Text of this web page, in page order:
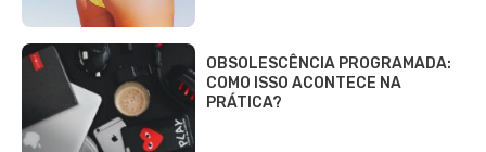
OBSOLESCÊNCIA PROGRAMADA:
COMO ISSO ACONTECE NA
PRÁTICA?